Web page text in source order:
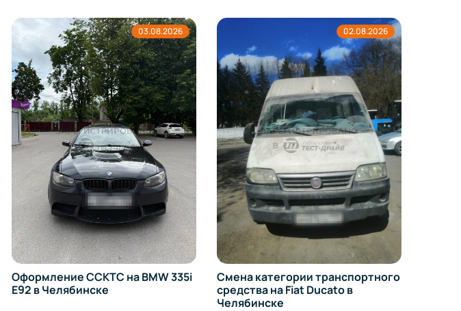
03.08.2026
Оформление ССКТС на BMW 335i
E92 в Челябинске
02.08.2026
Смена категории транспортного
средства на Fiat Ducato в
Челябинске